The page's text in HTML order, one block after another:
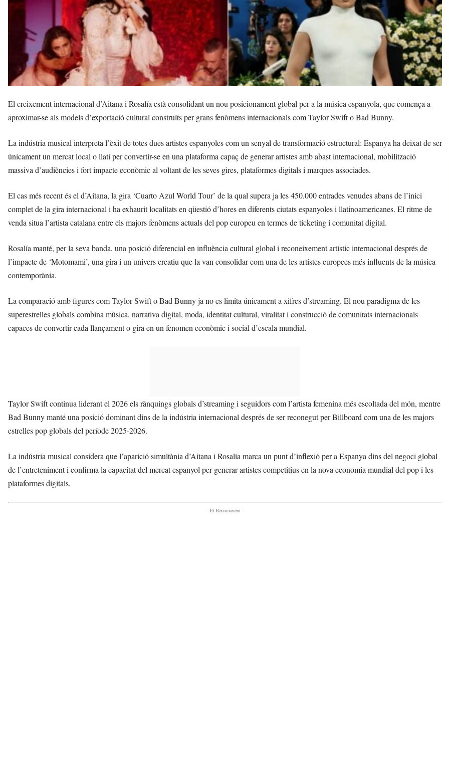
El creixement internacional d’Aitana i Rosalía està consolidant un nou posicionament global per a la música espanyola, que comença a
aproximar-se als models d’exportació cultural construïts per grans fenòmens internacionals com Taylor Swift o Bad Bunny.
La indústria musical interpreta l’èxit de totes dues artistes espanyoles com un senyal de transformació estructural: Espanya ha deixat de ser
únicament un mercat local o llatí per convertir-se en una plataforma capaç de generar artistes amb abast internacional, mobilització
massiva d’audiències i fort impacte econòmic al voltant de les seves gires, plataformes digitals i marques associades.
El cas més recent és el d’Aitana, la gira ‘Cuarto Azul World Tour’ de la qual supera ja les 450.000 entrades venudes abans de l’inici
complet de la gira internacional i ha exhaurit localitats en qüestió d’hores en diferents ciutats espanyoles i llatinoamericanes. El ritme de
venda situa l’artista catalana entre els majors fenòmens actuals del pop europeu en termes de ticketing i comunitat digital.
Rosalía manté, per la seva banda, una posició diferencial en influència cultural global i reconeixement artístic internacional després de
l’impacte de ‘Motomami’, una gira i un univers creatiu que la van consolidar com una de les artistes europees més influents de la música
contemporània.
La comparació amb figures com Taylor Swift o Bad Bunny ja no es limita únicament a xifres d’streaming. El nou paradigma de les
superestrelles globals combina música, narrativa digital, moda, identitat cultural, viralitat i construcció de comunitats internacionals
capaces de convertir cada llançament o gira en un fenomen econòmic i social d’escala mundial.
Taylor Swift continua liderant el 2026 els rànquings globals d’streaming i seguidors com l’artista femenina més escoltada del món, mentre
Bad Bunny manté una posició dominant dins de la indústria internacional després de ser reconegut per Billboard com una de les majors
estrelles pop globals del període 2025-2026.
La indústria musical considera que l’aparició simultània d’Aitana i Rosalía marca un punt d’inflexió per a Espanya dins del negoci global
de l’entreteniment i confirma la capacitat del mercat espanyol per generar artistes competitius en la nova economia mundial del pop i les
plataformes digitals.
- Et Recomanem -